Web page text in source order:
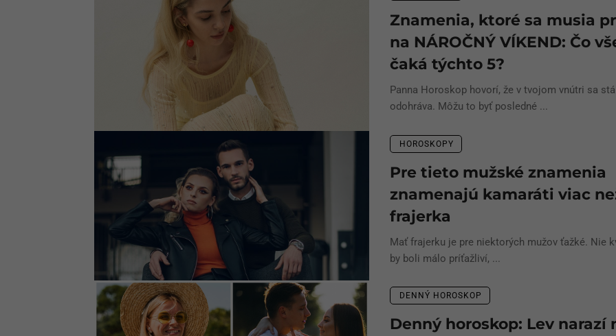
Znamenia, ktoré sa musia
na NÁROČNÝ VÍKEND: Čo
čaká týchto 5?
Panna Horoskop hovorí, že v tvojom vnútri sa
odohráva. Môžu to byť posledné ...
HOROSKOPY
Pre tieto mužské znamenia
znamenajú kamaráti viac
frajerka
Mať frajerku je pre niektorých mužov ťažké. Nie
by boli málo príťažliví, ...
DENNÝ HOROSKOP
Denný horoskop: Lev narazí